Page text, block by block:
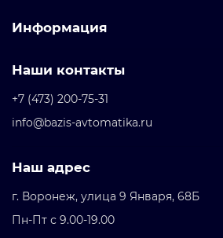
Информация
Наши контакты
+7 (473) 200-75-31
info@bazis-avtomatika.ru
Наш адрес
г. Воронеж, улица 9 Января, 68Б
Пн-Пт с 9.00-19.00